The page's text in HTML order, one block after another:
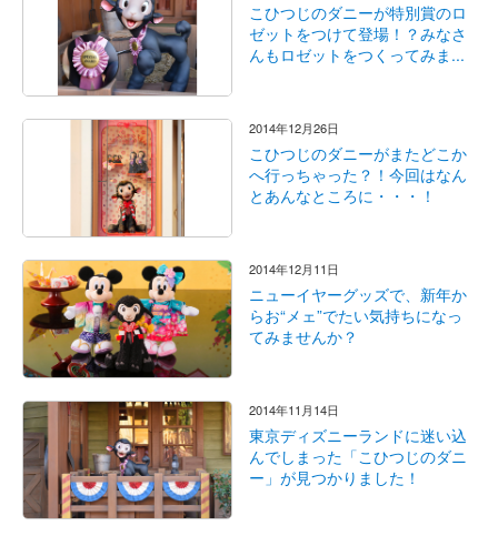
こひつじのダニーが特別賞のロ
ゼットをつけて登場！？みなさ
んもロゼットをつくってみま...
2014年12月26日
こひつじのダニーがまたどこか
へ行っちゃった？！今回はなん
とあんなところに・・・！
2014年12月11日
ニューイヤーグッズで、新年か
らお“メェ”でたい気持ちになっ
てみませんか？
2014年11月14日
東京ディズニーランドに迷い込
んでしまった「こひつじのダニ
ー」が見つかりました！